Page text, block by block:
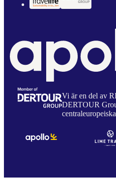
Vi är en del av
DERTOUR